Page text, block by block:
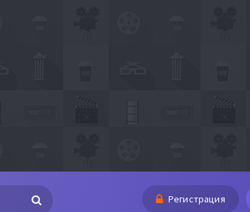
Регистрация